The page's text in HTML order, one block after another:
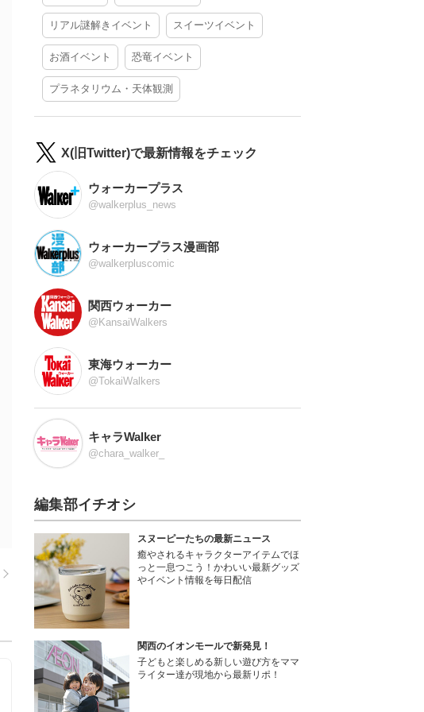
リアル謎解きイベント スイーツイベント
お酒イベント 恐竜イベント
プラネタリウム・天体観測
X(旧Twitter)で最新情報をチェック
ウォーカープラス
@walkerplus_news
ウォーカープラス漫画部
@walkerpluscomic
関西ウォーカー
@KansaiWalkers
東海ウォーカー
@TokaiWalkers
キャラWalker
@chara_walker_
編集部イチオシ
スヌーピーたちの最新ニュース
癒やされるキャラクターアイテムでほ
っと一息つこう！かわいい最新グッズ
やイベント情報を毎日配信
関西のイオンモールで新発見！
子どもと楽しめる新しい遊び方をママ
ライター達が現地から最新リポ！